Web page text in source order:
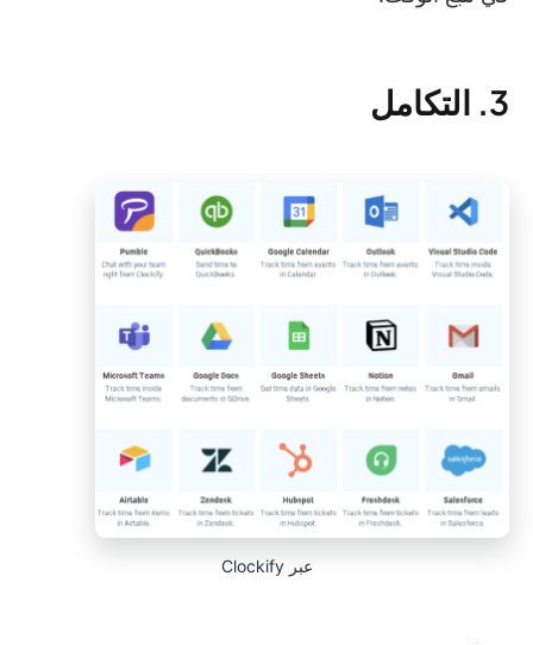
3. التكامل
عبر Clockify